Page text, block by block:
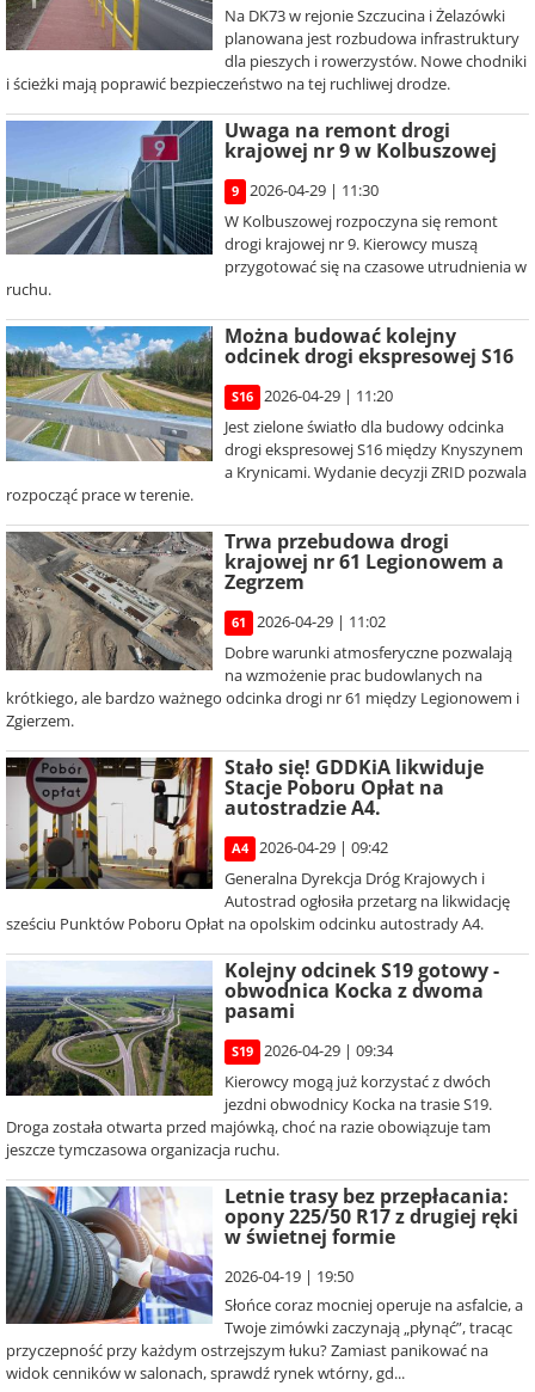
Na DK73 w rejonie Szczucina i Żelazówki
planowana jest rozbudowa infrastruktury
dla pieszych i rowerzystów. Nowe chodniki
i ścieżki mają poprawić bezpieczeństwo na tej ruchliwej drodze.
Uwaga na remont drogi
krajowej nr 9 w Kolbuszowej
9
2026-04-29 | 11:30
W Kolbuszowej rozpoczyna się remont
drogi krajowej nr 9. Kierowcy muszą
przygotować się na czasowe utrudnienia w
ruchu.
Można budować kolejny
odcinek drogi ekspresowej S16
S16
2026-04-29 | 11:20
Jest zielone światło dla budowy odcinka
drogi ekspresowej S16 między Knyszynem
a Krynicami. Wydanie decyzji ZRID pozwala
rozpocząć prace w terenie.
Trwa przebudowa drogi
krajowej nr 61 Legionowem a
Zegrzem
61
2026-04-29 | 11:02
Dobre warunki atmosferyczne pozwalają
na wzmożenie prac budowlanych na
krótkiego, ale bardzo ważnego odcinka drogi nr 61 między Legionowem i
Zgierzem.
Stało się! GDDKiA likwiduje
Stacje Poboru Opłat na
autostradzie A4.
A4
2026-04-29 | 09:42
Generalna Dyrekcja Dróg Krajowych i
Autostrad ogłosiła przetarg na likwidację
sześciu Punktów Poboru Opłat na opolskim odcinku autostrady A4.
Kolejny odcinek S19 gotowy -
obwodnica Kocka z dwoma
pasami
S19
2026-04-29 | 09:34
Kierowcy mogą już korzystać z dwóch
jezdni obwodnicy Kocka na trasie S19.
Droga została otwarta przed majówką, choć na razie obowiązuje tam
jeszcze tymczasowa organizacja ruchu.
Letnie trasy bez przepłacania:
opony 225/50 R17 z drugiej ręki
w świetnej formie
2026-04-19 | 19:50
Słońce coraz mocniej operuje na asfalcie, a
Twoje zimówki zaczynają „płynąć”, tracąc
przyczepność przy każdym ostrzejszym łuku? Zamiast panikować na
widok cenników w salonach, sprawdź rynek wtórny, gd...